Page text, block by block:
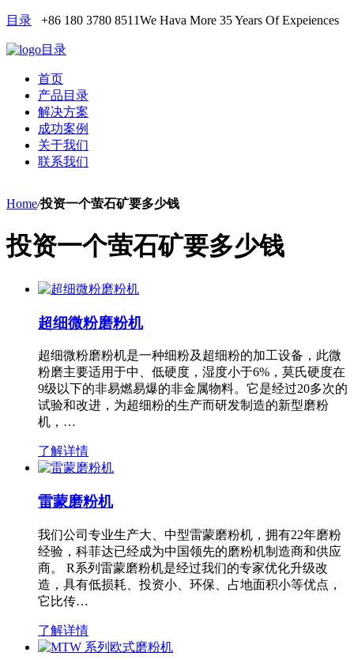
目录 +86 180 3780 8511We Hava More 35 Years Of Expeiences
目录
首页
产品目录
解决方案
成功案例
关于我们
联系我们
Home/投资一个萤石矿要多少钱
投资一个萤石矿要多少钱
超细微粉磨粉机
超细微粉磨粉机是一种细粉及超细粉的加工设备，此微
粉磨主要适用于中、低硬度，湿度小于6%，莫氏硬度在
9级以下的非易燃易爆的非金属物料。它是经过20多次的
试验和改进，为超细粉的生产而研发制造的新型磨粉
机，…
了解详情
雷蒙磨粉机
我们公司专业生产大、中型雷蒙磨粉机，拥有22年磨粉
经验，科菲达已经成为中国领先的磨粉机制造商和供应
商。 R系列雷蒙磨粉机是经过我们的专家优化升级改
造，具有低损耗、投资小、环保、占地面积小等优点，
它比传…
了解详情